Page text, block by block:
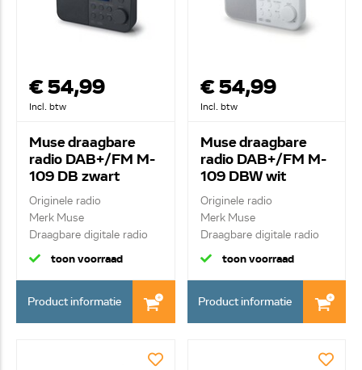
€ 54,99
Incl. btw
Muse draagbare
radio DAB+/FM M-
109 DB zwart
Originele radio
Merk Muse
Draagbare digitale radio
DAB+/FM...
toon voorraad
Product informatie
€ 54,99
Incl. btw
Muse draagbare
radio DAB+/FM M-
109 DBW wit
Originele radio
Merk Muse
Draagbare digitale radio
DAB+/FM...
toon voorraad
Product informatie